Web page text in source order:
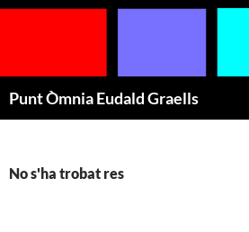
Punt Òmnia Eudald Graells
No s'ha trobat res